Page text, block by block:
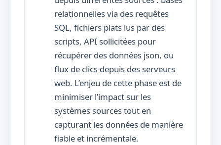
relationnelles via des requêtes
SQL, fichiers plats lus par des
scripts, API sollicitées pour
récupérer des données json, ou
flux de clics depuis des serveurs
web. L’enjeu de cette phase est de
minimiser l’impact sur les
systèmes sources tout en
capturant les données de manière
fiable et incrémentale.